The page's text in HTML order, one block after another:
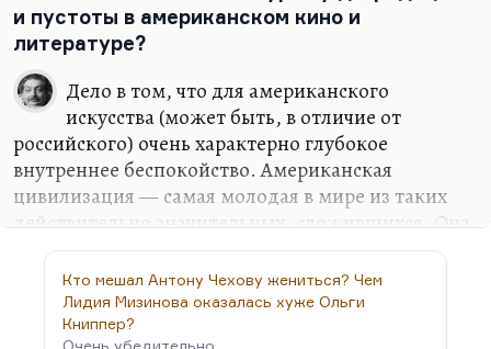
просвещения, культуры. Он вообще верит только
в культуру…
и пустоты в американском кино и
литературе?
Дело в том, что для американского
искусства (может быть, в отличие от
российского) очень характерно глубокое
внутреннее беспокойство. Американская
цивилизация — самая молодая в мире из таких
действительно значительных, сложившихся. Она
очень серьёзно относится к Библии, вся
американская литература пытается даже не
столько перечитать, сколько переписать Библию
с нуля или перенести её на современную почву,
Кто мешал Антону Чехову жениться? Чем
Лидия Мизинова оказалась хуже Ольги
Книппер?
Очень убедительно.